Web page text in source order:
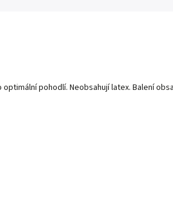
pohodlí. Neobsahují latex. Balení